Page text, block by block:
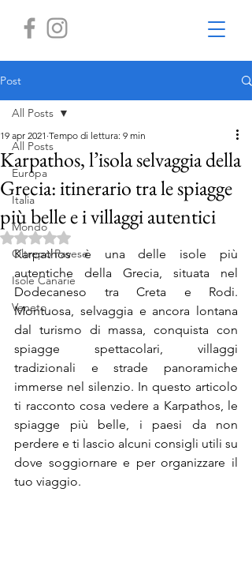
Post
All Posts
Europa
Italia
Mondo
Oltrepò Pavese
Isole Canarie
Veneto
All Posts
Karpathos, l’isola selvaggia della
Grecia: itinerario tra le spiagge
più belle e i villaggi autentici
19 apr 2021 Tempo di lettura: 9 min
Valutazione NaN stelle su 5.
Karpathos è una delle isole più
autentiche della Grecia, situata nel
Dodecaneso tra Creta e Rodi.
Montuosa, selvaggia e ancora lontana
dal turismo di massa, conquista con
spiagge spettacolari, villaggi
tradizionali e strade panoramiche
immerse nel silenzio. In questo articolo
ti racconto cosa vedere a Karpathos, le
spiagge più belle, i paesi da non
perdere e ti lascio alcuni consigli utili su
dove soggiornare e per organizzare il
tuo viaggio.